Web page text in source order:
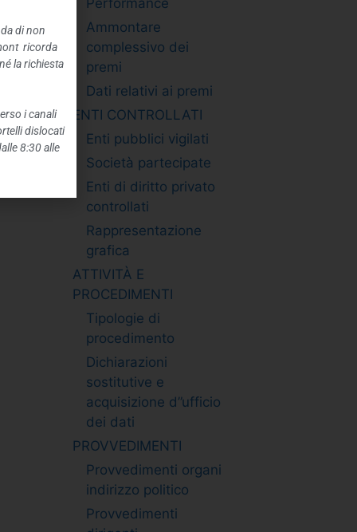
Ammontare
complessivo dei
premi
Dati relativi ai premi
ENTI CONTROLLATI
Enti pubblici vigilati
Società partecipate
Enti di diritto privato
controllati
Rappresentazione
grafica
ATTIVITÀ E
PROCEDIMENTI
Tipologie di
procedimento
Dichiarazioni
sostitutive e
acquisizione d”ufficio
dei dati
PROVVEDIMENTI
Provvedimenti organi
indirizzo politico
Provvedimenti
di non
ricorda
la richiesta
i canali
dislocati
8:30 alle